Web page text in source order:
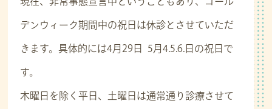
現在、非常事態宣言中ということもあり、ゴール
デンウィーク期間中の祝日は休診とさせていただ
きます。具体的には4月29日 5月4.5.6.日の祝日で
す。
木曜日を除く平日、土曜日は通常通り診療させて